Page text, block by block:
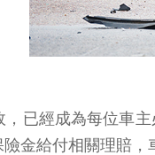
已經成為每位車
金給付相關理賠